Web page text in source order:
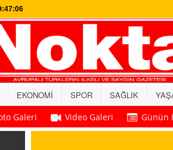
EKONOMİ SPOR SAĞLIK
Galeri Video Galeri Günün